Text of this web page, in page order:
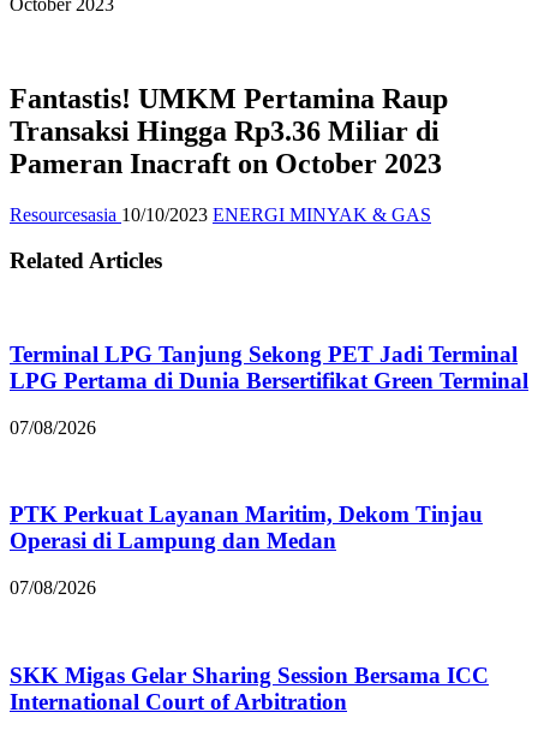
Fantastis! UMKM Pertamina Raup
Transaksi Hingga Rp3.36 Miliar di
Pameran Inacraft on October 2023
Resourcesasia 10/10/2023 ENERGI MINYAK & GAS
Related Articles
Terminal LPG Tanjung Sekong PET Jadi Terminal
LPG Pertama di Dunia Bersertifikat Green Terminal
07/08/2026
PTK Perkuat Layanan Maritim, Dekom Tinjau
Operasi di Lampung dan Medan
07/08/2026
SKK Migas Gelar Sharing Session Bersama ICC
International Court of Arbitration